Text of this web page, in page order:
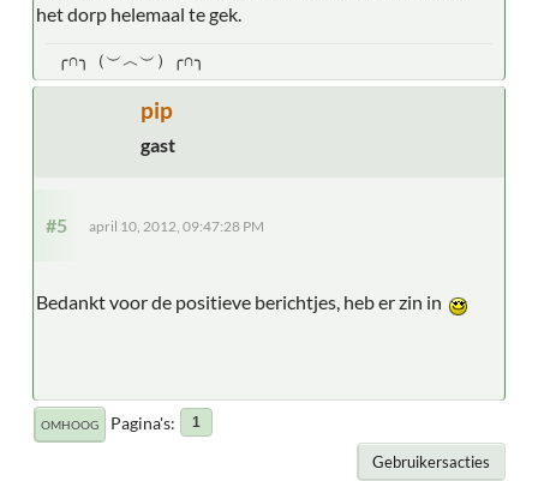
het dorp helemaal te gek.
╭∩╮（︶︿︶）╭∩╮
pip
gast
#5 april 10, 2012, 09:47:28 PM
Bedankt voor de positieve berichtjes, heb er zin in
OMHOOG Pagina's 1
Gebruikersacties